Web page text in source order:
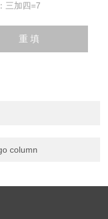
三加四=7
column